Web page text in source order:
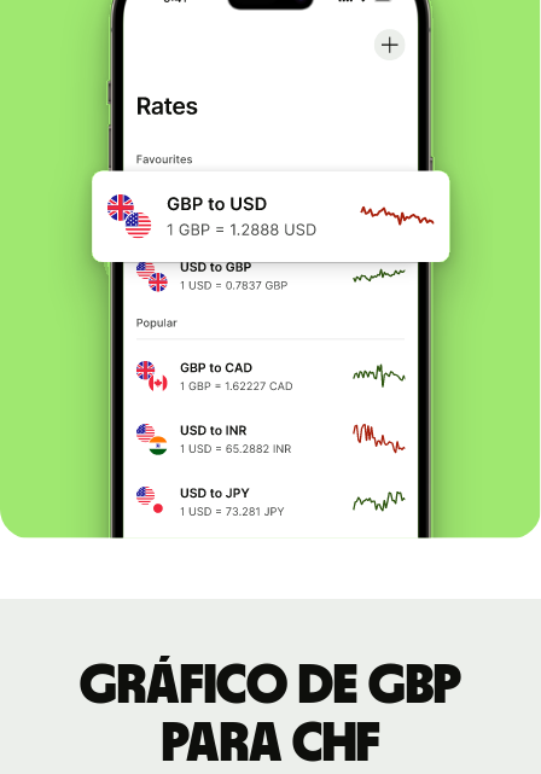
Gráfico de GBP
para CHF